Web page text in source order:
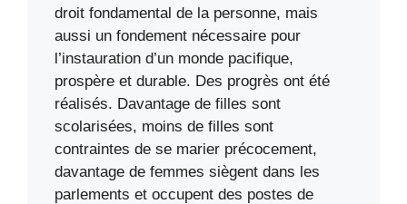
droit fondamental de la personne, mais
aussi un fondement nécessaire pour
l’instauration d’un monde pacifique,
prospère et durable. Des progrès ont été
réalisés. Davantage de filles sont
scolarisées, moins de filles sont
contraintes de se marier précocement,
davantage de femmes siègent dans les
parlements et occupent des postes de